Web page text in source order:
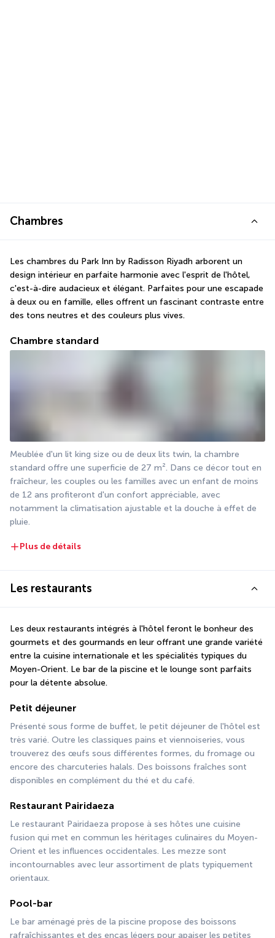
Chambres
Les chambres du Park Inn by Radisson Riyadh arborent un
design intérieur en parfaite harmonie avec l'esprit de l'hôtel,
c'est-à-dire audacieux et élégant. Parfaites pour une escapade
à deux ou en famille, elles offrent un fascinant contraste entre
des tons neutres et des couleurs plus vives.
Chambre standard
Meublée d'un lit king size ou de deux lits twin, la chambre
standard offre une superficie de 27 m². Dans ce décor tout en
fraîcheur, les couples ou les familles avec un enfant de moins
de 12 ans profiteront d'un confort appréciable, avec
notamment la climatisation ajustable et la douche à effet de
pluie.
Plus de détails
Les restaurants
Les deux restaurants intégrés à l'hôtel feront le bonheur des
gourmets et des gourmands en leur offrant une grande variété
entre la cuisine internationale et les spécialités typiques du
Moyen-Orient. Le bar de la piscine et le lounge sont parfaits
pour la détente absolue.
Petit déjeuner
Présenté sous forme de buffet, le petit déjeuner de l'hôtel est
très varié. Outre les classiques pains et viennoiseries, vous
trouverez des œufs sous différentes formes, du fromage ou
encore des charcuteries halals. Des boissons fraîches sont
disponibles en complément du thé et du café.
Restaurant Pairidaeza
Le restaurant Pairidaeza propose à ses hôtes une cuisine
fusion qui met en commun les héritages culinaires du Moyen-
Orient et les influences occidentales. Les mezze sont
incontournables avec leur assortiment de plats typiquement
orientaux.
Pool-bar
Le bar aménagé près de la piscine propose des boissons
rafraîchissantes et des encas légers pour apaiser les petites